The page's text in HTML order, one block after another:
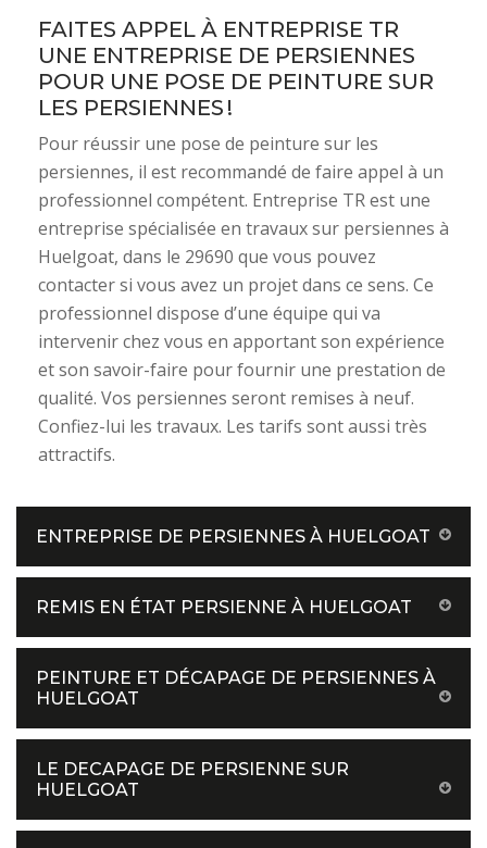
FAITES APPEL À ENTREPRISE TR
UNE ENTREPRISE DE PERSIENNES
POUR UNE POSE DE PEINTURE SUR
LES PERSIENNES !
Pour réussir une pose de peinture sur les
persiennes, il est recommandé de faire appel à un
professionnel compétent. Entreprise TR est une
entreprise spécialisée en travaux sur persiennes à
Huelgoat, dans le 29690 que vous pouvez
contacter si vous avez un projet dans ce sens. Ce
professionnel dispose d’une équipe qui va
intervenir chez vous en apportant son expérience
et son savoir-faire pour fournir une prestation de
qualité. Vos persiennes seront remises à neuf.
Confiez-lui les travaux. Les tarifs sont aussi très
attractifs.
ENTREPRISE DE PERSIENNES À HUELGOAT
REMIS EN ÉTAT PERSIENNE À HUELGOAT
PEINTURE ET DÉCAPAGE DE PERSIENNES À
HUELGOAT
LE DECAPAGE DE PERSIENNE SUR
HUELGOAT